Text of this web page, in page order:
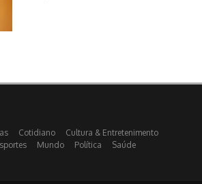
Cotidiano
Cultura & Entretenimento
Mundo Política Saúde